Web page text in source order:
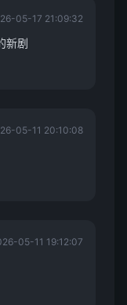
05-17 21:09:32
新剧
05-11 20:10:08
05-11 19:12:07